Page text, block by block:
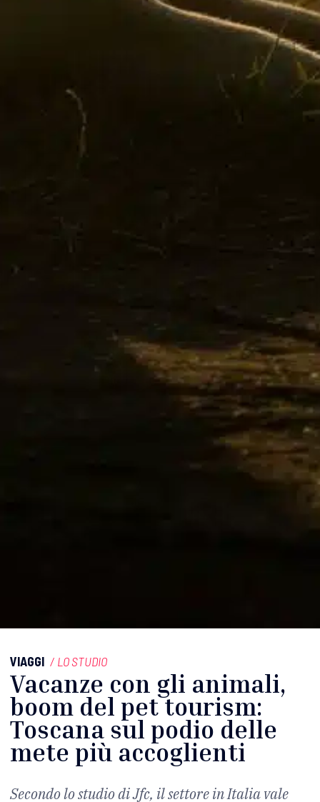
VIAGGI / LO STUDIO
Vacanze con gli animali,
boom del pet tourism:
Toscana sul podio delle
mete più accoglienti
Secondo lo studio di Jfc, il settore in Italia vale